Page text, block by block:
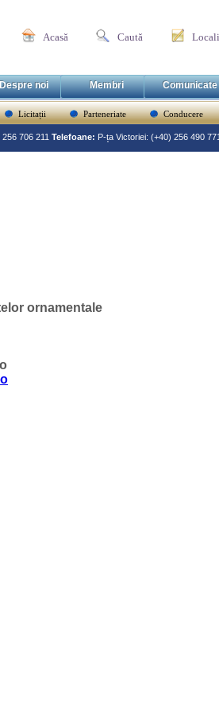
Acasă Caută
noi Membri Comunicate
Licitații Parteneriate Conducere
706 211 Telefoane: P-ța Victoriei: (+40) 256 490
ornamentale